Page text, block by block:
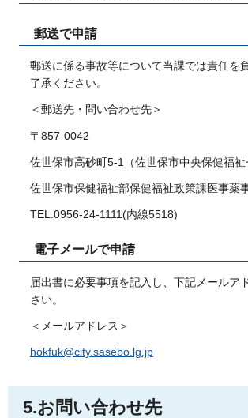
郵送で申請
郵送に係る事故等について当課では責任を
了承ください。
＜郵送先・問い合わせ先＞
〒857-0042
佐世保市高砂町5-1（佐世保市中央保健福祉
佐世保市保健福祉部保健福祉政策課医事薬
TEL:0956-24-1111(内線5518)
電子メールで申請
届出書に必要事項を記入し、下記メールア
さい。
＜メールアドレス＞
hokfuk@city.sasebo.lg.jp
5.お問い合わせ先